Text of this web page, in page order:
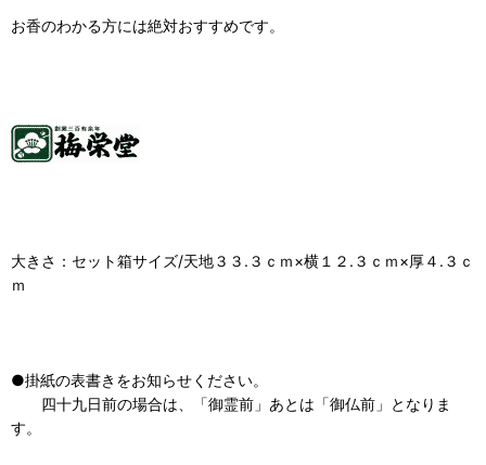
お香のわかる方には絶対おすすめです。
大きさ：セット箱サイズ/天地３３.３ｃｍ×横１２.３ｃｍ×厚４.３ｃ
ｍ
●掛紙の表書きをお知らせください。
四十九日前の場合は、「御霊前」あとは「御仏前」となりま
す。